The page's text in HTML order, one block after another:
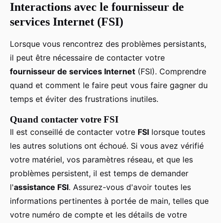
Interactions avec le fournisseur de
services Internet (FSI)
Lorsque vous rencontrez des problèmes persistants,
il peut être nécessaire de contacter votre
fournisseur de services Internet (FSI). Comprendre
quand et comment le faire peut vous faire gagner du
temps et éviter des frustrations inutiles.
Quand contacter votre FSI
Il est conseillé de contacter votre FSI lorsque toutes
les autres solutions ont échoué. Si vous avez vérifié
votre matériel, vos paramètres réseau, et que les
problèmes persistent, il est temps de demander
l'assistance FSI. Assurez-vous d'avoir toutes les
informations pertinentes à portée de main, telles que
votre numéro de compte et les détails de votre